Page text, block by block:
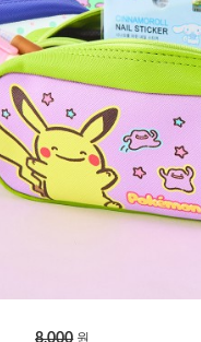
8,000원